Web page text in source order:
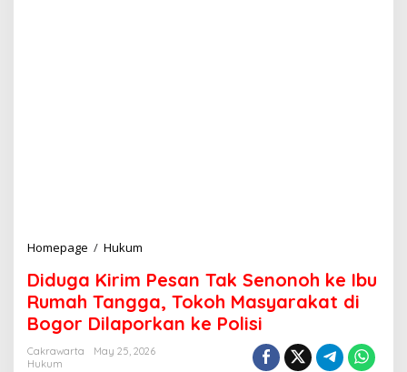
Homepage / Hukum
d
u
g
a
K
Diduga Kirim Pesan Tak Senonoh ke Ibu
Rumah Tangga, Tokoh Masyarakat di
Bogor Dilaporkan ke Polisi
Cakrawarta
May 25, 2026
Hukum